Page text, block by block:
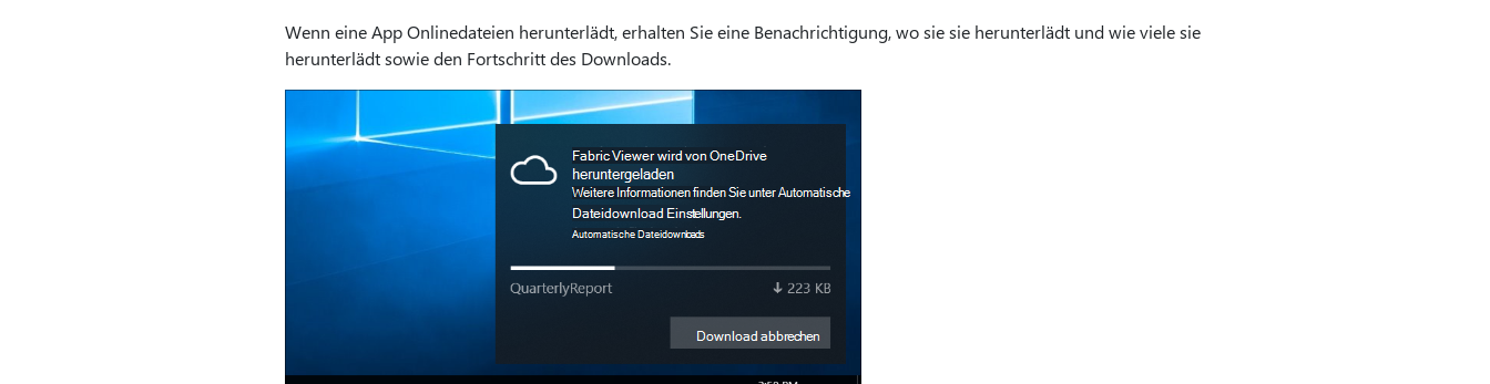
Wenn eine App Onlinedateien herunterlädt, erhalten Sie eine Benachrichtigung, wo sie sie herunterlädt und wie viele sie
herunterlädt sowie den Fortschritt des Downloads.